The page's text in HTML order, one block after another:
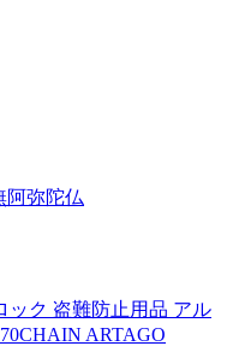
阿弥陀仏
ック 盗難防止用品 アル
ARTAGO